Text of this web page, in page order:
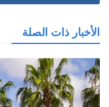
الأخبار ذات الصلة